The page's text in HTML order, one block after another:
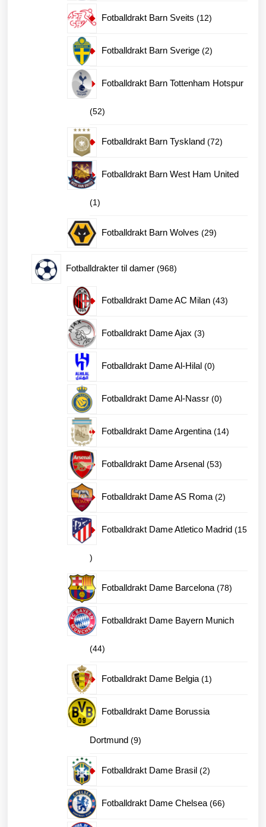
Fotballdrakt Barn Sveits 1212
Fotballdrakt Barn Sverige 22
Fotballdrakt Barn Tottenham Hotspur
5252
produkter
Fotballdrakt Barn Tyskland 7272
Fotballdrakt Barn West Ham United
11
produkt
Fotballdrakt Barn Wolves 2929
Fotballdrakter til damer 968968
Fotballdrakt Dame AC Milan 4343
Fotballdrakt Dame Ajax 33
Fotballdrakt Dame Al-Hilal 00
Fotballdrakt Dame Al-Nassr 00
Fotballdrakt Dame Argentina 1414
Fotballdrakt Dame Arsenal 5353
Fotballdrakt Dame AS Roma 22
Fotballdrakt Dame Atletico Madrid 15
15
produkter
Fotballdrakt Dame Barcelona 7878
Fotballdrakt Dame Bayern Munich
4444
produkter
Fotballdrakt Dame Belgia 11
Fotballdrakt Dame Borussia
Dortmund 99
Fotballdrakt Dame Brasil 22
Fotballdrakt Dame Chelsea 6666